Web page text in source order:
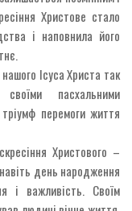
Христове стало
і наповнила його
Ісуса Христа так
пасхальними
перемоги життя
Христового –
день народження
і важливість. Своїм